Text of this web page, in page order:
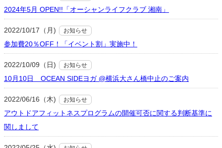
2024年5月 OPEN!!「オーシャンライフクラブ 湘南」
2022/10/17（月) お知らせ
参加費20％OFF！「イベント割」実施中！
2022/10/09（日) お知らせ
10月10日 OCEAN SIDEヨガ @横浜大さん橋中止のご案内
2022/06/16（木) お知らせ
アウトドアフィットネスプログラムの開催可否に関する判断基準に
関しまして